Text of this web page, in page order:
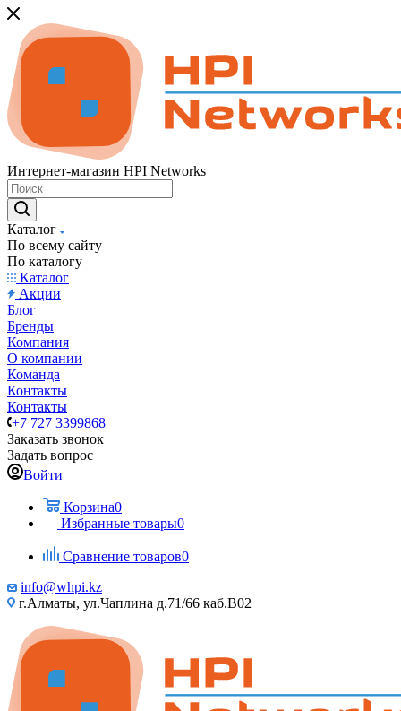
Интернет-магазин HPI Networks
Каталог
По всему сайту
По каталогу
Каталог
Акции
Блог
Бренды
Компания
О компании
Команда
Контакты
Контакты
+7 727 3399868
Заказать звонок
Задать вопрос
Войти
Корзина0
Избранные товары0
Сравнение товаров0
info@whpi.kz
г.Алматы, ул.Чаплина д.71/66 каб.B02